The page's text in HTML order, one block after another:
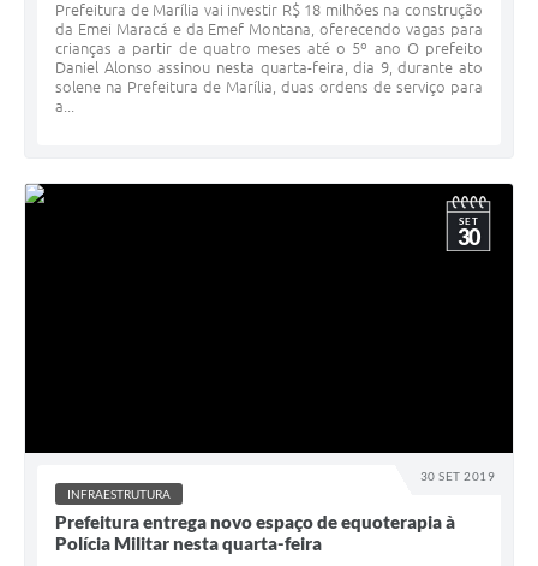
Prefeitura de Marília vai investir R$ 18 milhões na construção
da Emei Maracá e da Emef Montana, oferecendo vagas para
crianças a partir de quatro meses até o 5º ano O prefeito
Daniel Alonso assinou nesta quarta-feira, dia 9, durante ato
solene na Prefeitura de Marília, duas ordens de serviço para
a...
30 SET 2019
SET
30
INFRAESTRUTURA
Prefeitura entrega novo espaço de equoterapia à
Polícia Militar nesta quarta-feira